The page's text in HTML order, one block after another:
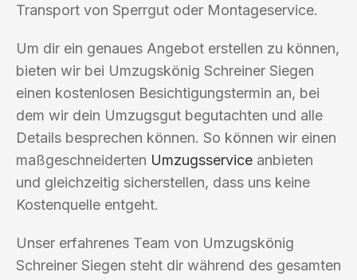
Transport von Sperrgut oder Montageservice.
Um dir ein genaues Angebot erstellen zu können,
bieten wir bei Umzugskönig Schreiner Siegen
einen kostenlosen Besichtigungstermin an, bei
dem wir dein Umzugsgut begutachten und alle
Details besprechen können. So können wir einen
maßgeschneiderten Umzugsservice anbieten
und gleichzeitig sicherstellen, dass uns keine
Kostenquelle entgeht.
Unser erfahrenes Team von Umzugskönig
Schreiner Siegen steht dir während des gesamten